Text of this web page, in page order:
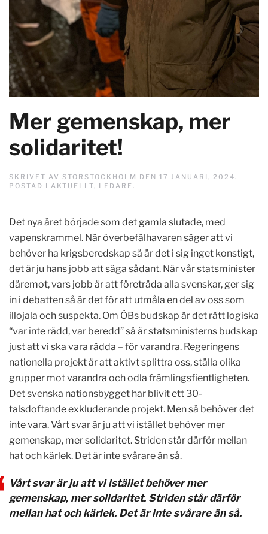
Mer gemenskap, mer
solidaritet!
SKRIVET AV STORSTOCKHOLM DEN 17 JANUARI, 2024.
POSTAD I AKTUELLT, LEDARE.
Det nya året började som det gamla slutade, med
vapenskrammel. När överbefälhavaren säger att vi
behöver ha krigsberedskap så är det i sig inget konstigt,
det är ju hans jobb att säga sådant. När vår statsminister
däremot, vars jobb är att företräda alla svenskar, ger sig
in i debatten så är det för att utmåla en del av oss som
illojala och suspekta. Om ÖBs budskap är det rätt logiska
“var inte rädd, var beredd” så är statsministerns budskap
just att vi ska vara rädda – för varandra. Regeringens
nationella projekt är att aktivt splittra oss, ställa olika
grupper mot varandra och odla främlingsfientligheten.
Det svenska nationsbygget har blivit ett 30-
talsdoftande exkluderande projekt. Men så behöver det
inte vara. Vårt svar är ju att vi istället behöver mer
gemenskap, mer solidaritet. Striden står därför mellan
hat och kärlek. Det är inte svårare än så.
Vårt svar är ju att vi istället behöver mer
gemenskap, mer solidaritet. Striden står därför
mellan hat och kärlek. Det är inte svårare än så.